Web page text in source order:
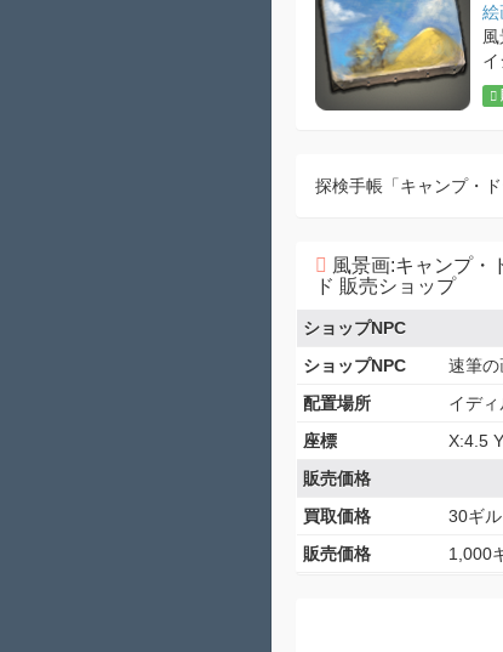
絵
イ
探検手帳「キャンプ・
風景画:キャンプ・
ド 販売ショップ
ショップNPC
ショップNPC
速筆の
配置場所
イデ
座標
X:4.5
販売価格
買取価格
30ギル
販売価格
1,000